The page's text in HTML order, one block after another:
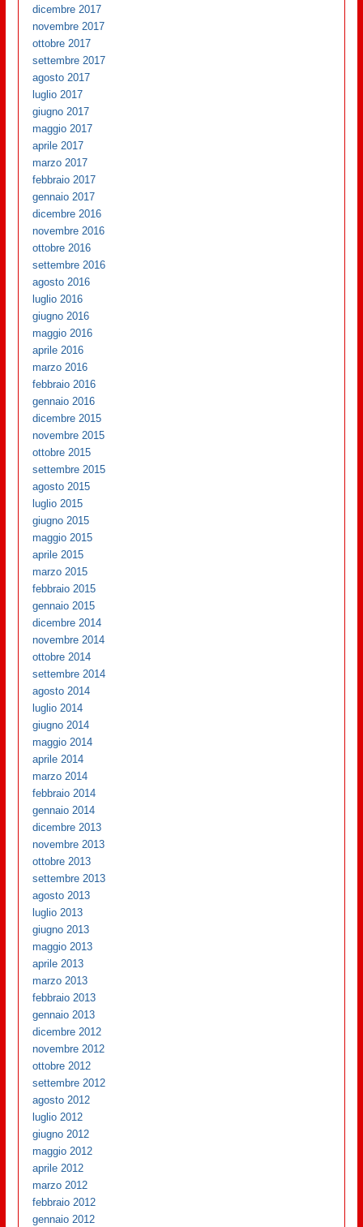
dicembre 2017
novembre 2017
ottobre 2017
settembre 2017
agosto 2017
luglio 2017
giugno 2017
maggio 2017
aprile 2017
marzo 2017
febbraio 2017
gennaio 2017
dicembre 2016
novembre 2016
ottobre 2016
settembre 2016
agosto 2016
luglio 2016
giugno 2016
maggio 2016
aprile 2016
marzo 2016
febbraio 2016
gennaio 2016
dicembre 2015
novembre 2015
ottobre 2015
settembre 2015
agosto 2015
luglio 2015
giugno 2015
maggio 2015
aprile 2015
marzo 2015
febbraio 2015
gennaio 2015
dicembre 2014
novembre 2014
ottobre 2014
settembre 2014
agosto 2014
luglio 2014
giugno 2014
maggio 2014
aprile 2014
marzo 2014
febbraio 2014
gennaio 2014
dicembre 2013
novembre 2013
ottobre 2013
settembre 2013
agosto 2013
luglio 2013
giugno 2013
maggio 2013
aprile 2013
marzo 2013
febbraio 2013
gennaio 2013
dicembre 2012
novembre 2012
ottobre 2012
settembre 2012
agosto 2012
luglio 2012
giugno 2012
maggio 2012
aprile 2012
marzo 2012
febbraio 2012
gennaio 2012